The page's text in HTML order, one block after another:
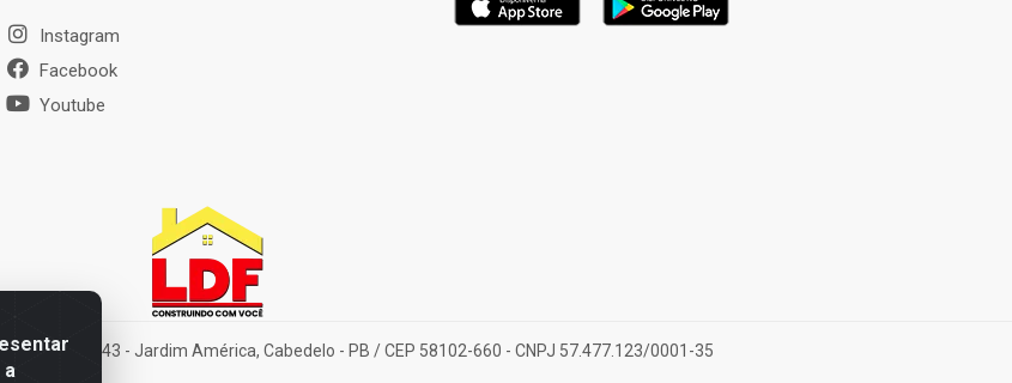
a
Instagram
Facebook
Youtube
Brito, 1343 - Jardim América, Cabedelo - PB / CEP 58102-660 - CNPJ 57.477.123/0001-35